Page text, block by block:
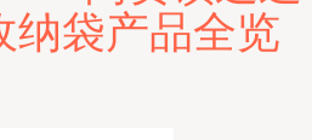
纳袋产品全览